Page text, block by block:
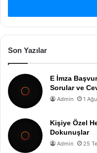
Son Yazılar
E İmza
Sorular ve
Admin 1
Kişiye Özel
Dokunuşlar
Admin 25